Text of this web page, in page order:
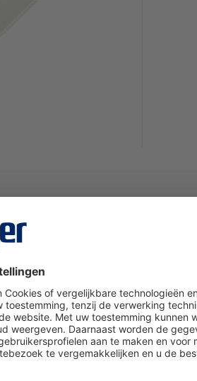
met halfgelaatsmaskers